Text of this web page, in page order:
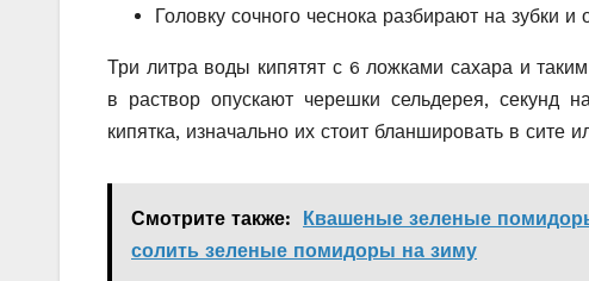
Головку сочного чеснока разбирают на зубки
Три литра воды кипятят с 6 ложками сахара и
в раствор опускают черешки сельдерея,
кипятка, изначально их стоит бланшировать в сите
Смотрите также:
Квашеные зеленые
солить зеленые помидоры на зиму